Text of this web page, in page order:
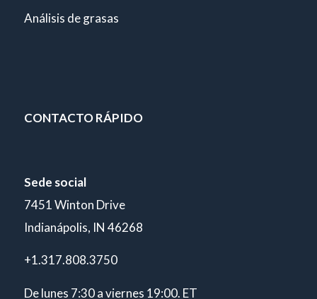
Análisis de grasas
CONTACTO RÁPIDO
Sede social
7451 Winton Drive
Indianápolis, IN 46268
+1.317.808.3750
De lunes 7:30 a viernes 19:00. ET